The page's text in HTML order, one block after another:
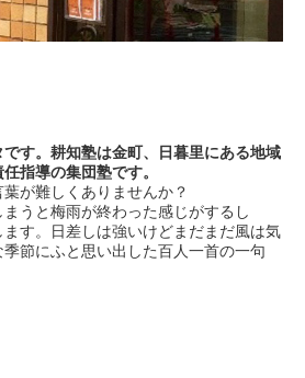
す。耕知塾は金町、日暮里にある地域
指導の集団塾です。
が難しくありませんか？
まうと梅雨が終わった感じがするし
ます。日差しは強いけどまだまだ風は気
節にふと思い出した百人一首の一句